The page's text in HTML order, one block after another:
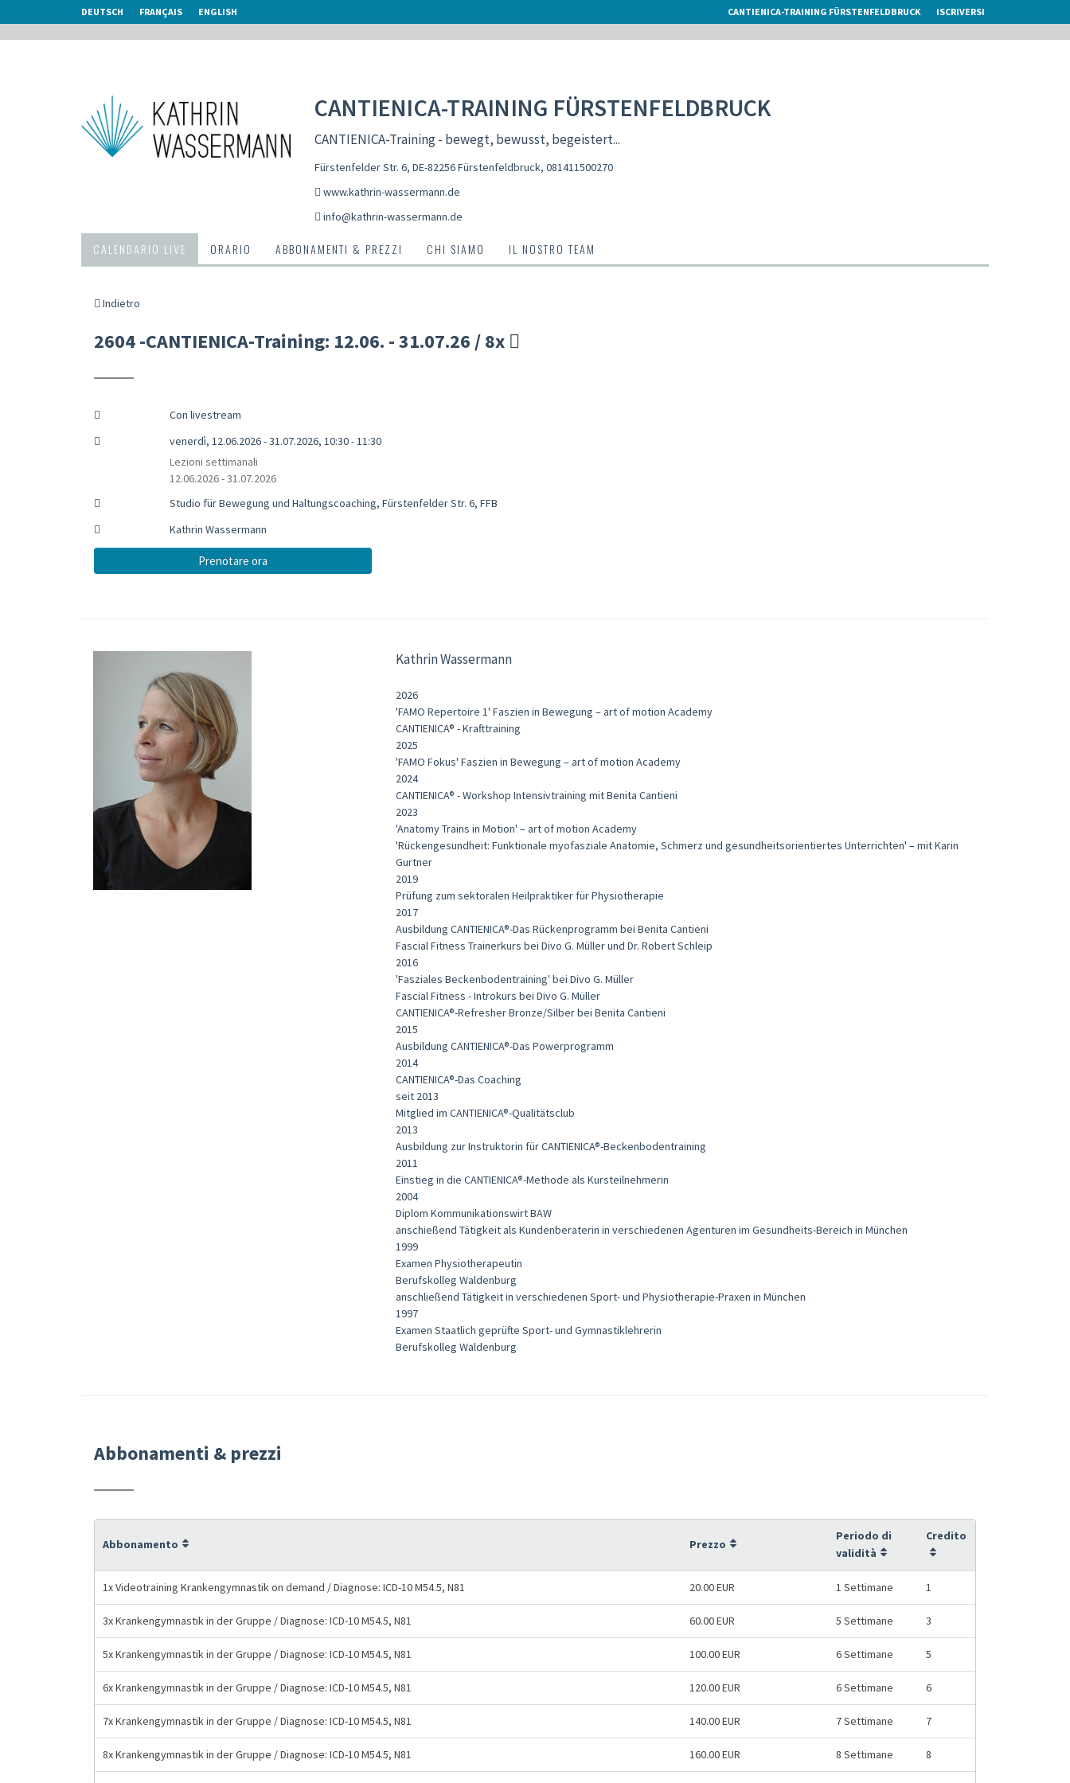
DEUTSCH FRANÇAIS ENGLISH CANTIENICA-TRAINING FÜRSTENFELDBRUCK ISCRIVERSI
CANTIENICA-TRAINING FÜRSTENFELDBRUCK
CANTIENICA-Training - bewegt, bewusst, begeistert...
Fürstenfelder Str. 6, DE-82256 Fürstenfeldbruck, 081411500270
www.kathrin-wassermann.de
info@kathrin-wassermann.de
CALENDARIO LIVE ORARIO ABBONAMENTI & PREZZI CHI SIAMO IL NOSTRO TEAM
Indietro
2604 -CANTIENICA-Training: 12.06. - 31.07.26 / 8x
Con livestream
venerdì, 12.06.2026 - 31.07.2026, 10:30 - 11:30
Lezioni settimanali
12.06.2026 - 31.07.2026
Studio für Bewegung und Haltungscoaching, Fürstenfelder Str. 6, FFB
Kathrin Wassermann
Prenotare ora
Kathrin Wassermann
2026
'FAMO Repertoire 1' Faszien in Bewegung – art of motion Academy
CANTIENICA® - Krafttraining
2025
'FAMO Fokus' Faszien in Bewegung – art of motion Academy
2024
CANTIENICA® - Workshop Intensivtraining mit Benita Cantieni
2023
'Anatomy Trains in Motion' – art of motion Academy
'Rückengesundheit: Funktionale myofasziale Anatomie, Schmerz und gesundheitsorientiertes Unterrichten' – mit Karin
Gurtner
2019
Prüfung zum sektoralen Heilpraktiker für Physiotherapie
2017
Ausbildung CANTIENICA®-Das Rückenprogramm bei Benita Cantieni
Fascial Fitness Trainerkurs bei Divo G. Müller und Dr. Robert Schleip
2016
'Fasziales Beckenbodentraining' bei Divo G. Müller
Fascial Fitness - Introkurs bei Divo G. Müller
CANTIENICA®-Refresher Bronze/Silber bei Benita Cantieni
2015
Ausbildung CANTIENICA®-Das Powerprogramm
2014
CANTIENICA®-Das Coaching
seit 2013
Mitglied im CANTIENICA®-Qualitätsclub
2013
Ausbildung zur Instruktorin für CANTIENICA®-Beckenbodentraining
2011
Einstieg in die CANTIENICA®-Methode als Kursteilnehmerin
2004
Diplom Kommunikationswirt BAW
anschießend Tätigkeit als Kundenberaterin in verschiedenen Agenturen im Gesundheits-Bereich in München
1999
Examen Physiotherapeutin
Berufskolleg Waldenburg
anschließend Tätigkeit in verschiedenen Sport- und Physiotherapie-Praxen in München
1997
Examen Staatlich geprüfte Sport- und Gymnastiklehrerin
Berufskolleg Waldenburg
Abbonamenti & prezzi
Abbonamento Prezzo
Periodo di
validità
Credito
1x Videotraining Krankengymnastik on demand / Diagnose: ICD-10 M54.5, N81 20.00 EUR 1 Settimane 1
3x Krankengymnastik in der Gruppe / Diagnose: ICD-10 M54.5, N81 60.00 EUR 5 Settimane 3
5x Krankengymnastik in der Gruppe / Diagnose: ICD-10 M54.5, N81 100.00 EUR 6 Settimane 5
6x Krankengymnastik in der Gruppe / Diagnose: ICD-10 M54.5, N81 120.00 EUR 6 Settimane 6
7x Krankengymnastik in der Gruppe / Diagnose: ICD-10 M54.5, N81 140.00 EUR 7 Settimane 7
8x Krankengymnastik in der Gruppe / Diagnose: ICD-10 M54.5, N81 160.00 EUR 8 Settimane 8